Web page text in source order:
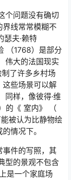
个问题没有确切
界线常常模糊不
夫·赖特
（1768）是部分
伟大的法国现实
了许多乡村场
这些场景可以解
同样，像彼得·维
的《 室内》
（
能被认为比静物绘
情况下。
事件的写照，其
型的景观不包含
是一个家庭场